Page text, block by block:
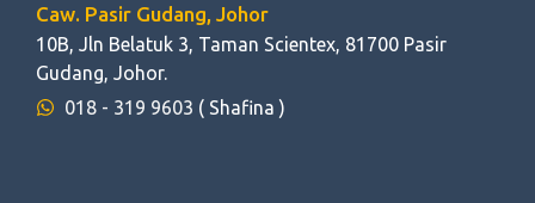
Caw. Pasir Gudang, Johor
10B, Jln Belatuk 3, Taman Scientex, 81700 Pasir
Gudang, Johor.
018 - 319 9603 ( Shafina )